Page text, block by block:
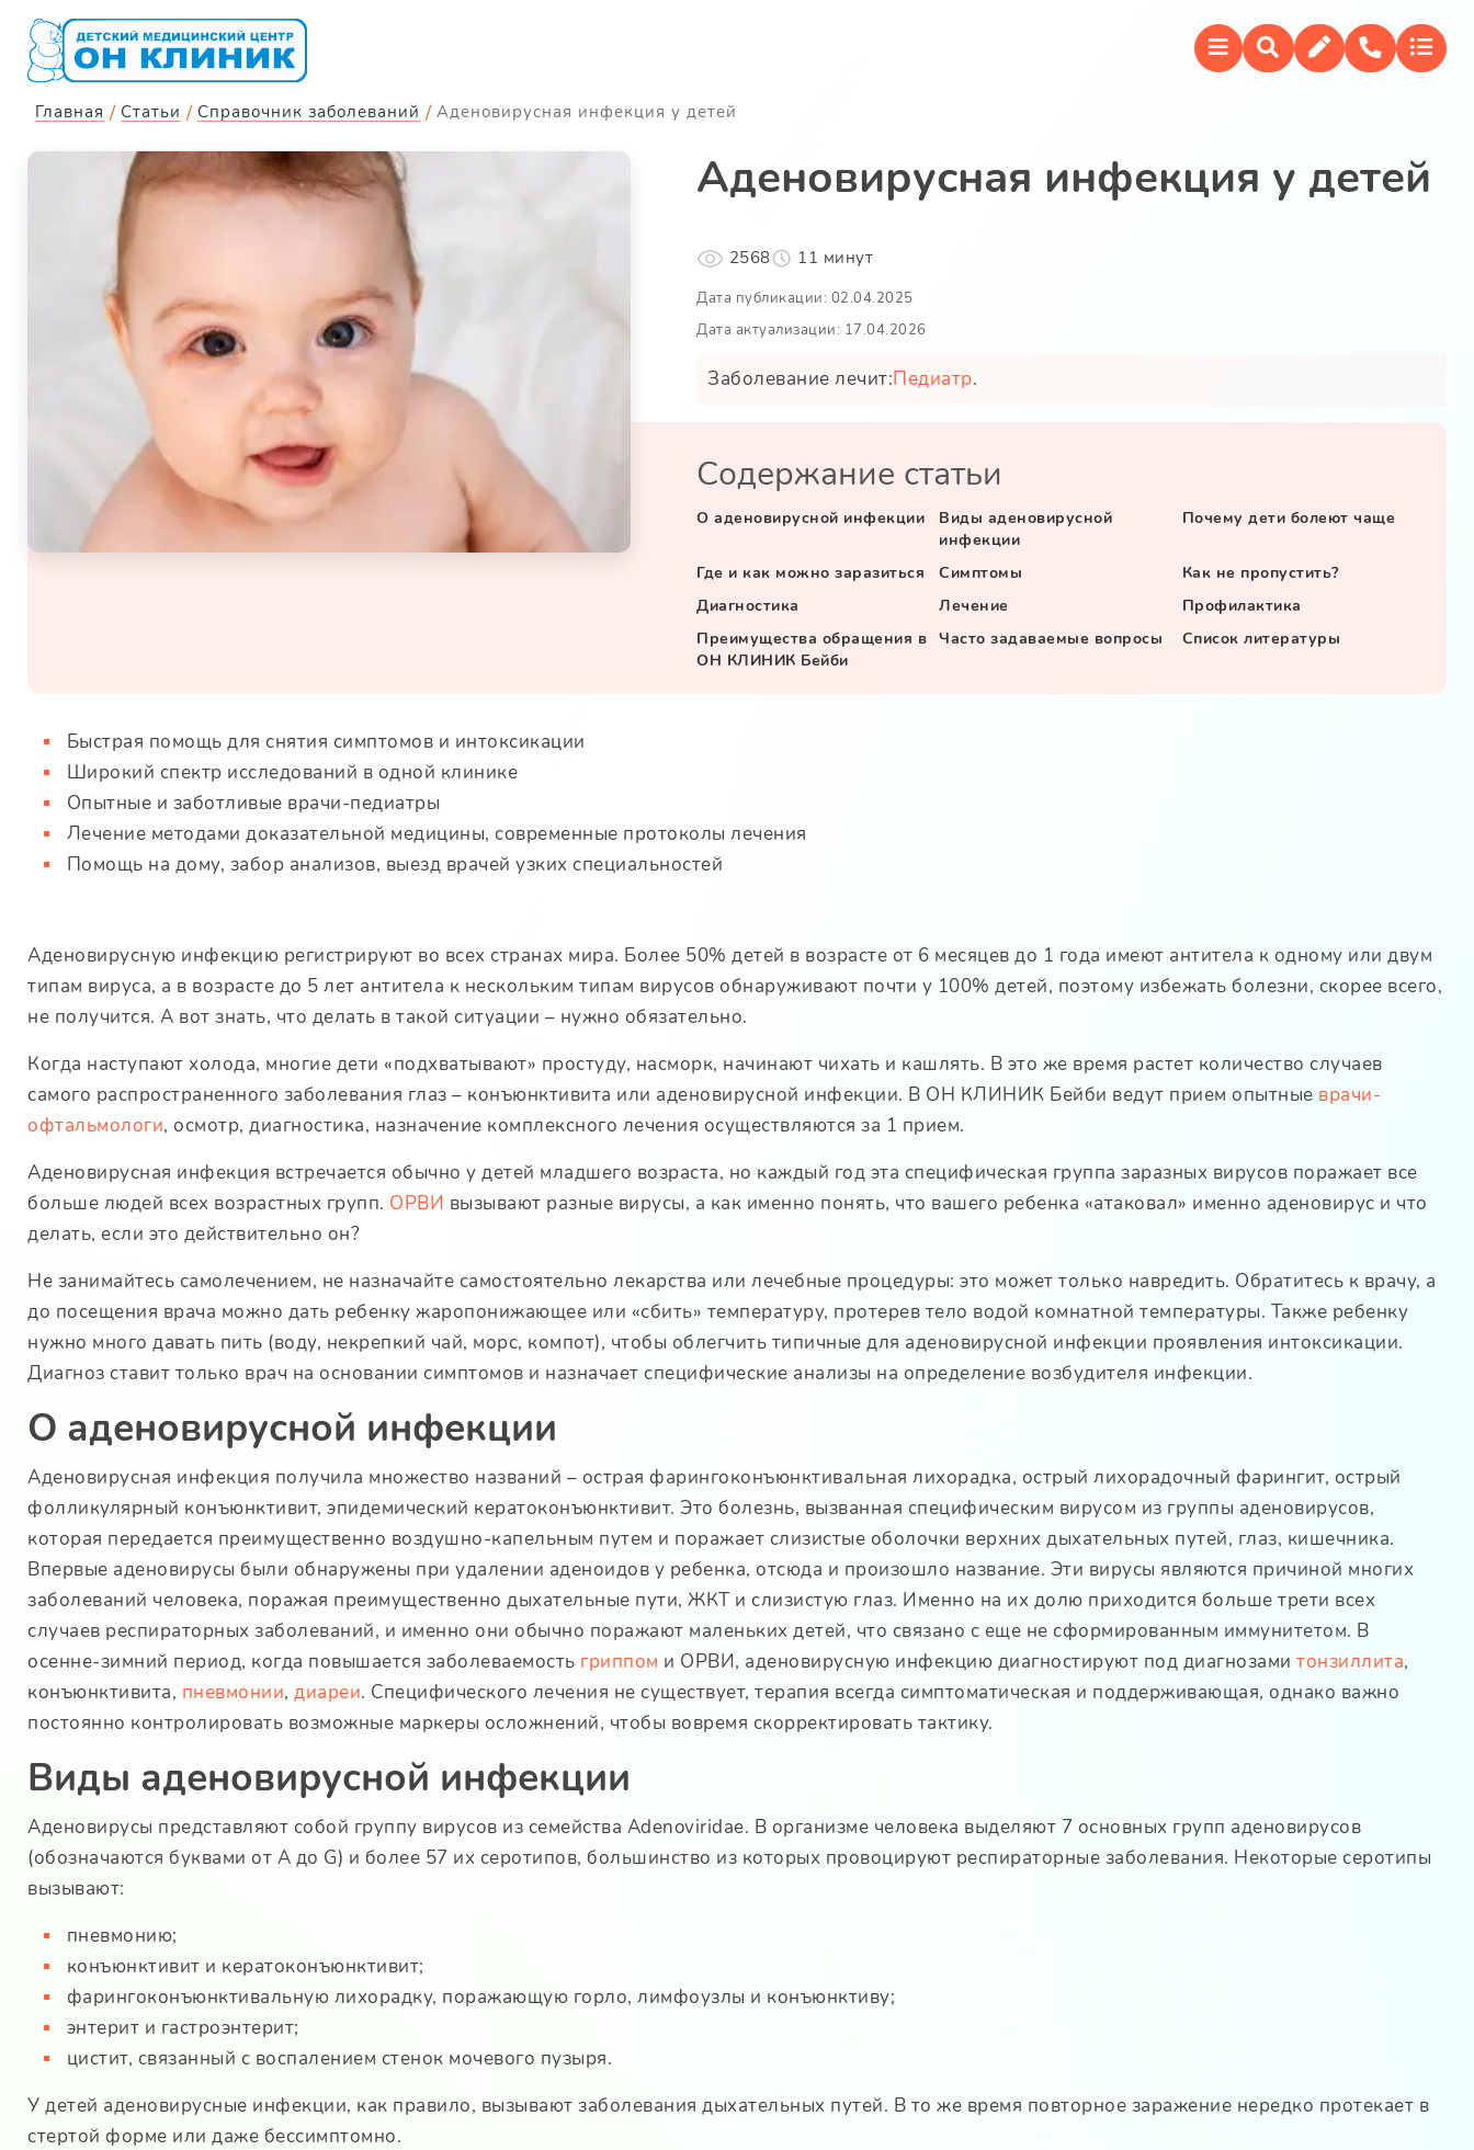
Главная Статьи Справочник заболеваний Аденовирусная инфекция у детей
Аденовирусная инфекция у детей
2568 11 минут
Дата публикации: 02.04.2025
Дата актуализации: 17.04.2026
Заболевание лечит:Педиатр.
Содержание статьи
О аденовирусной инфекции
Виды аденовирусной
инфекции
Почему дети болеют чаще
Где и как можно заразиться Симптомы
Как не пропустить?
Диагностика
Лечение
Профилактика
Преимущества обращения в
ОН КЛИНИК Бейби
Часто задаваемые вопросы Список литературы
Быстрая помощь для снятия симптомов и интоксикации
Широкий спектр исследований в одной клинике
Опытные и заботливые врачи-педиатры
Лечение методами доказательной медицины, современные протоколы лечения
Помощь на дому, забор анализов, выезд врачей узких специальностей
Аденовирусную инфекцию регистрируют во всех странах мира. Более 50% детей в возрасте от 6 месяцев до 1 года имеют антитела к одному или двум
типам вируса, а в возрасте до 5 лет антитела к нескольким типам вирусов обнаруживают почти у 100% детей, поэтому избежать болезни, скорее всего,
не получится. А вот знать, что делать в такой ситуации – нужно обязательно.
Когда наступают холода, многие дети «подхватывают» простуду, насморк, начинают чихать и кашлять. В это же время растет количество случаев
самого распространенного заболевания глаз – конъюнктивита или аденовирусной инфекции. В ОН КЛИНИК Бейби ведут прием опытные врачи-
офтальмологи, осмотр, диагностика, назначение комплексного лечения осуществляются за 1 прием.
Аденовирусная инфекция встречается обычно у детей младшего возраста, но каждый год эта специфическая группа заразных вирусов поражает все
больше людей всех возрастных групп. ОРВИ вызывают разные вирусы, а как именно понять, что вашего ребенка «атаковал» именно аденовирус и что
делать, если это действительно он?
Не занимайтесь самолечением, не назначайте самостоятельно лекарства или лечебные процедуры: это может только навредить. Обратитесь к врачу, а
до посещения врача можно дать ребенку жаропонижающее или «сбить» температуру, протерев тело водой комнатной температуры. Также ребенку
нужно много давать пить (воду, некрепкий чай, морс, компот), чтобы облегчить типичные для аденовирусной инфекции проявления интоксикации.
Диагноз ставит только врач на основании симптомов и назначает специфические анализы на определение возбудителя инфекции.
О аденовирусной инфекции
Аденовирусная инфекция получила множество названий – острая фарингоконъюнктивальная лихорадка, острый лихорадочный фарингит, острый
фолликулярный конъюнктивит, эпидемический кератоконъюнктивит. Это болезнь, вызванная специфическим вирусом из группы аденовирусов,
которая передается преимущественно воздушно-капельным путем и поражает слизистые оболочки верхних дыхательных путей, глаз, кишечника.
Впервые аденовирусы были обнаружены при удалении аденоидов у ребенка, отсюда и произошло название. Эти вирусы являются причиной многих
заболеваний человека, поражая преимущественно дыхательные пути, ЖКТ и слизистую глаз. Именно на их долю приходится больше трети всех
случаев респираторных заболеваний, и именно они обычно поражают маленьких детей, что связано с еще не сформированным иммунитетом. В
осенне-зимний период, когда повышается заболеваемость гриппом и ОРВИ, аденовирусную инфекцию диагностируют под диагнозами тонзиллита,
конъюнктивита, пневмонии, диареи. Специфического лечения не существует, терапия всегда симптоматическая и поддерживающая, однако важно
постоянно контролировать возможные маркеры осложнений, чтобы вовремя скорректировать тактику.
Виды аденовирусной инфекции
Аденовирусы представляют собой группу вирусов из семейства Adenoviridae. В организме человека выделяют 7 основных групп аденовирусов
(обозначаются буквами от A до G) и более 57 их серотипов, большинство из которых провоцируют респираторные заболевания. Некоторые серотипы
вызывают:
пневмонию;
конъюнктивит и кератоконъюнктивит;
фарингоконъюнктивальную лихорадку, поражающую горло, лимфоузлы и конъюнктиву;
энтерит и гастроэнтерит;
цистит, связанный с воспалением стенок мочевого пузыря.
У детей аденовирусные инфекции, как правило, вызывают заболевания дыхательных путей. В то же время повторное заражение нередко протекает в
стертой форме или даже бессимптомно.